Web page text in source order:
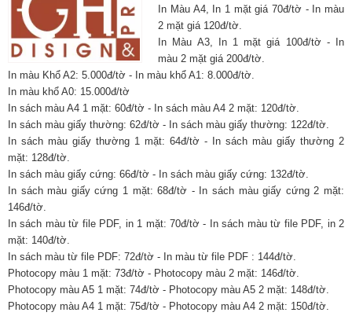
In Màu A4, In 1 mặt giá 70đ/tờ - In màu
2 mặt giá 120đ/tờ.
In Màu A3, In 1 mặt giá 100đ/tờ - In
màu 2 mặt giá 200đ/tờ.
In màu Khổ A2: 5.000đ/tờ - In màu khổ A1: 8.000đ/tờ.
In màu khổ A0: 15.000đ/tờ
In sách màu A4 1 mặt: 60đ/tờ - In sách màu A4 2 mặt: 120đ/tờ.
In sách màu giấy thường: 62đ/tờ - In sách màu giấy thường: 122đ/tờ.
In sách màu giấy thường 1 mặt: 64đ/tờ - In sách màu giấy thường 2
mặt: 128đ/tờ.
In sách màu giấy cứng: 66đ/tờ - In sách màu giấy cứng: 132đ/tờ.
In sách màu giấy cứng 1 mặt: 68đ/tờ - In sách màu giấy cứng 2 mặt:
146đ/tờ.
In sách màu từ file PDF, in 1 mặt: 70đ/tờ - In sách màu từ file PDF, in 2
mặt: 140đ/tờ.
In sách màu từ file PDF: 72đ/tờ - In màu từ file PDF : 144đ/tờ.
Photocopy màu 1 mặt: 73đ/tờ - Photocopy màu 2 mặt: 146đ/tờ.
Photocopy màu A5 1 mặt: 74đ/tờ - Photocopy màu A5 2 mặt: 148đ/tờ.
Photocopy màu A4 1 mặt: 75đ/tờ - Photocopy màu A4 2 mặt: 150đ/tờ.